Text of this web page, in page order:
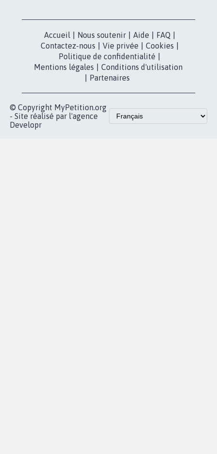
Accueil Nous soutenir Aide FAQ
Contactez-nous
Vie privée Cookies
Politique de confidentialité
Mentions légales
Conditions d'utilisation
Partenaires
© Copyright MyPetition.org
- Site réalisé par l'agence
Developr